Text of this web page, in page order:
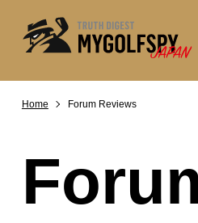
Home Forum Reviews
MOST WANTED
HOW TO ゴルフ上達・実践テ